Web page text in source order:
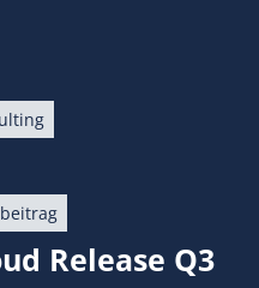
Release Q3